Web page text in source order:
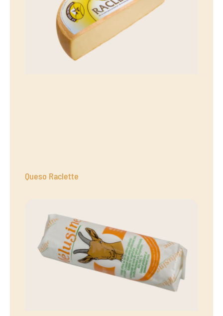
Queso Raclette